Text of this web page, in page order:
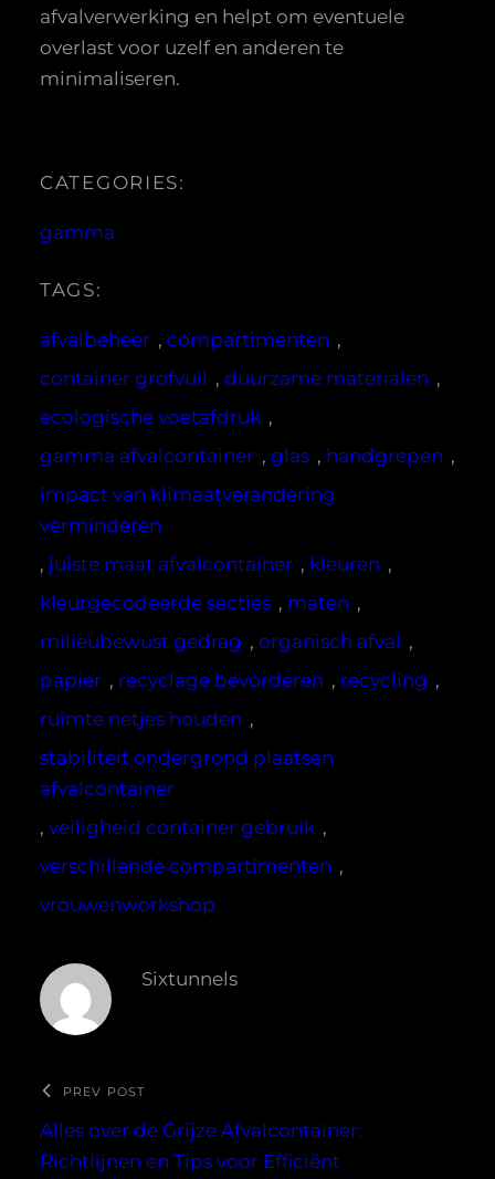
afvalverwerking en helpt om eventuele
overlast voor uzelf en anderen te
minimaliseren.
CATEGORIES:
gamma
TAGS:
afvalbeheer , compartimenten ,
container grofvuil , duurzame materialen ,
ecologische voetafdruk ,
gamma afvalcontainer , glas , handgrepen
impact van klimaatverandering
verminderen
, juiste maat afvalcontainer , kleuren ,
kleurgecodeerde secties , maten ,
milieubewust gedrag , organisch afval ,
papier , recyclage bevorderen , recycling ,
ruimte netjes houden ,
stabiliteit ondergrond plaatsen
afvalcontainer
, veiligheid container gebruik ,
verschillende compartimenten ,
vrouwenworkshop
Sixtunnels
PREV POST
Alles over de Grijze Afvalcontainer:
Richtlijnen en Tips voor Efficiënt